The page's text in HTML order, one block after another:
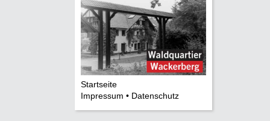
Startseite
Impressum • Datenschutz